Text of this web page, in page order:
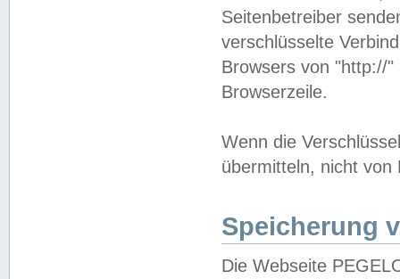
Seitenbetreiber
verschlüsselte
Browsers von "http://
Browserzeile.
Wenn die
übermitteln, nicht von
Speicherung
Die Webseite